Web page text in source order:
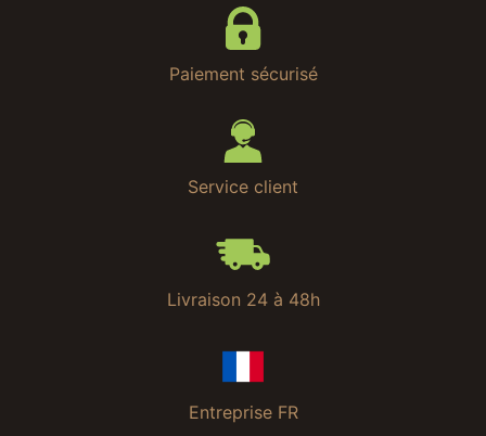
Paiement sécurisé
Service client
Livraison 24 à 48h
Entreprise FR